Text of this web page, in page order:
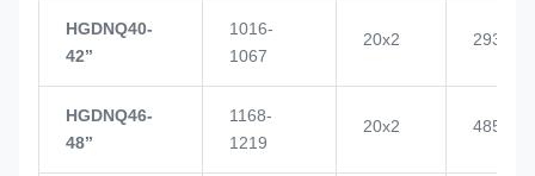
HGDNQ40-
42’’
1016-
1067
20x2 2937
HGDNQ46-
48’’
1168-
1219
20x2 4855